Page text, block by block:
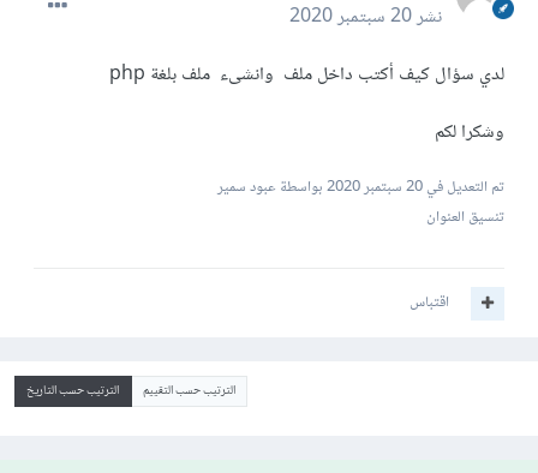
نشر20 سبتمبر 2020
لدي سؤال كيف أكتب داخل ملف وانشىء ملف بلغة php
وشكرا لكم
تم التعديل في20 سبتمبر 2020
بواسطة عبود سمير
تنسيق العنوان
اقتباس
الترتيب حسب التقييم الترتيب حسب التاريخ